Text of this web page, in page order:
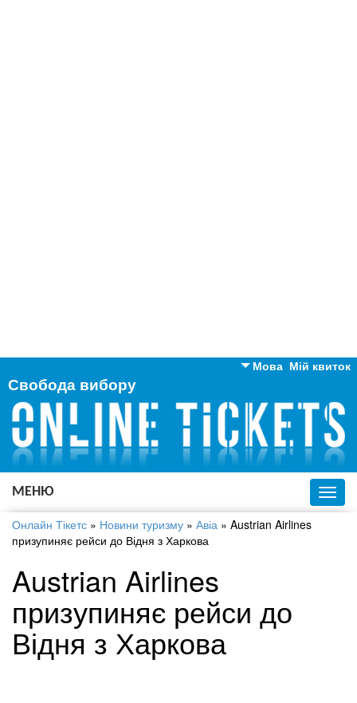
Мій квиток
Мова
Англійська
Російська
Українська
Свобода вибору
МЕНЮ
Онлайн Тікетс » Новини туризму » Авіа » Austrian Airlines
призупиняє рейси до Відня з Харкова
Austrian Airlines
призупиняє рейси до
Відня з Харкова